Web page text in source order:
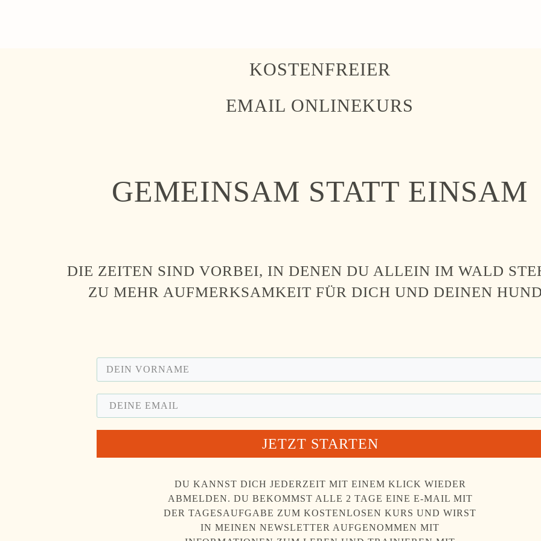
KOSTENFREIER
EMAIL ONLINEKURS
GEMEINSAM STATT EINSAM
DIE ZEITEN SIND VORBEI, IN DENEN DU ALLEIN IM WALD
ZU MEHR AUFMERKSAMKEIT FÜR DICH UND DEINEN
JETZT STARTEN
DU KANNST DICH JEDERZEIT MIT EINEM KLICK WIEDER
ABMELDEN. DU BEKOMMST ALLE 2 TAGE EINE E-MAIL MIT
DER TAGESAUFGABE ZUM KOSTENLOSEN KURS UND WIRST
IN MEINEN NEWSLETTER AUFGENOMMEN MIT